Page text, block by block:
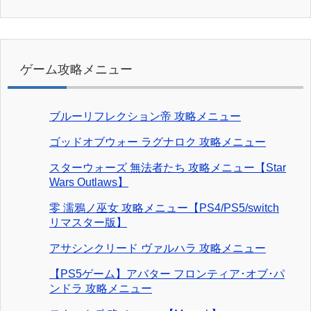
ゲーム攻略メニュー
ブルーリフレクション帝 攻略メニュー
ゴッドオブウォー ラグナロク 攻略メニュー
スターウォーズ 無法者たち 攻略メニュー【Star
Wars Outlaws】
零 濡鴉ノ巫女 攻略メニュー【PS4/PS5/switch
リマスター版】
アサシンクリード ヴァルハラ 攻略メニュー
【PS5ゲーム】アバター フロンティア･オブ･パ
ンドラ 攻略メニュー